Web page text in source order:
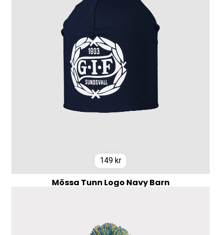
149 kr
Mössa Tunn Logo Navy Barn